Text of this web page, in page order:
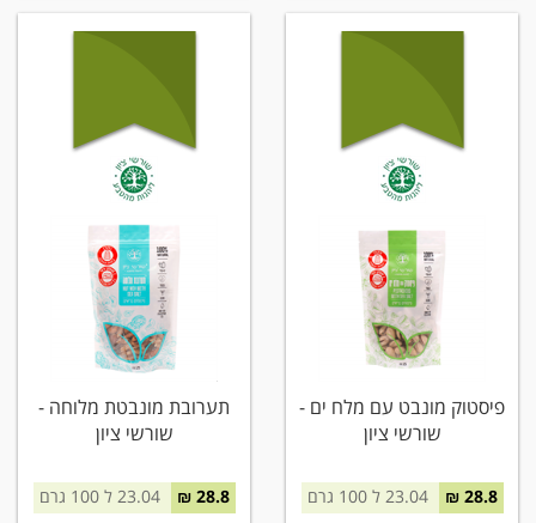
פיסטוק מונבט עם מלח ים -
שורשי ציון
28.8 ₪ 23.04 ל 100 גרם
תערובת מונבטת מלוחה -
שורשי ציון
28.8 ₪ 23.04 ל 100 גרם